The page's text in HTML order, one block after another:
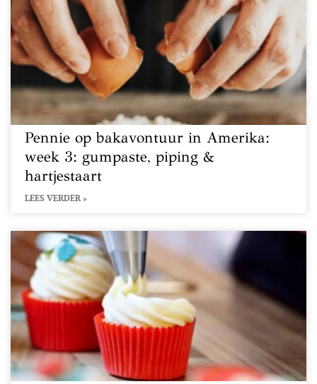
Pennie op bakavontuur in Amerika:
week 3: gumpaste, piping &
hartjestaart
LEES VERDER »